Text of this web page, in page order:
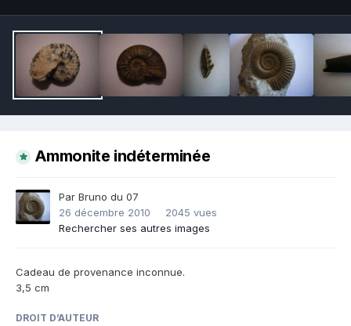
Ammonite indéterminée
Par Bruno du 07
26 décembre 2010
2045 vues
Rechercher ses autres images
Cadeau de provenance inconnue.
3,5 cm
DROIT D’AUTEUR